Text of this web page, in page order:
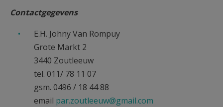
Contactgegevens
E.H. Johny Van Rompuy
Grote Markt 2
3440 Zoutleeuw
tel. 011/ 78 11 07
gsm. 0496 / 18 44 88
email par.zoutleeuw@gmail.com